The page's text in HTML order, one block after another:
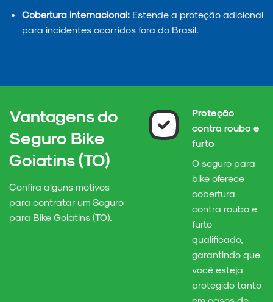
Cobertura internacional:Estende a proteção adicional
para incidentes ocorridos fora do Brasil.
Vantagens do
Seguro Bike
Goiatins (TO)
Confira alguns motivos
para contratar um Seguro
para Bike Goiatins (TO).
Proteção
contra roubo e
furto
O seguro para
bike oferece
cobertura
contra roubo e
furto
qualificado,
garantindo que
você esteja
protegido tanto